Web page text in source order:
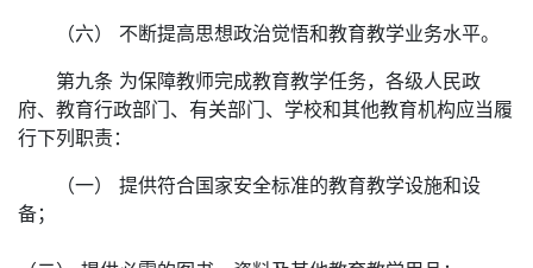
（六） 不断提高思想政治觉悟和教育教学业务水平。
第九条 为保障教师完成教育教学任务，各级人民政
府、教育行政部门、有关部门、学校和其他教育机构应当履
行下列职责：
（一） 提供符合国家安全标准的教育教学设施和设
备；